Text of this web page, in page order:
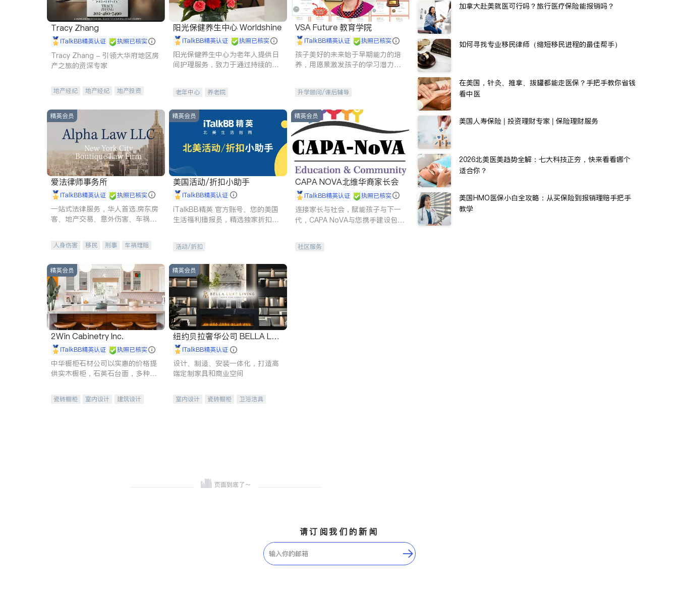
Tracy Zhang
iTalkBB精英认证 执照已核实
Tracy Zhang - 引领大华府地区房
产之旅的资深专家
地产经纪 地产经纪
地产投资
阳光保健养生中心 Worldshine
iTalkBB精英认证 执照已核实
阳光保健养生中心为老年人提供日
间护理服务，致力于通过持续的护
老年中心 养老院
VSA Future 教育学院
iTalkBB精英认证 执照已核实
孩子美好的未来始于早期能力的培
养，用愿景激发孩子的学习潜力和
升学顾问/课后辅导
精英会员
爱法律师事务所
iTalkBB精英认证 执照已核实
一站式法律服务，华人首选.房东房
客、地产交易、意外伤害、车祸重
人身伤害 移民 刑事
车祸理赔
商标注册
索赔 律师-其它 保释
精英会员
美国活动/折扣小助手
iTalkBB精英认证
iTalkBB精英 官方账号。您的美国
生活福利播报员，精选独家折扣、
活动/折扣
精英会员
CAPA NOVA北维华裔家长会
iTalkBB精英认证 执照已核实
连接家长与社会，赋能孩子与下一
代，CAPA NoVA与您携手建设包
社区服务
精英会员
2Win Cabinetry Inc.
iTalkBB精英认证 执照已核实
中华橱柜石材公司以实惠的价格提
供实木橱柜，石英石台面，多种优
机。品质厨房，家的选择。
瓷砖橱柜 室内设计
建筑设计
精英会员
纽约贝拉奢华公司 BELLA LUX
E iTalkBB精英认证
设计、制造、安装一体化，打造高
端定制家具和商业空间
室内设计 瓷砖橱柜
卫浴洁具
加拿大赴美就医可行吗？旅行医疗保险能报销吗？
如何寻找专业移民律师（缩短移民进程的最佳帮手）
在美国，针灸、推拿、拔罐都能走医保？手把手教你省钱
看中医
美国人寿保险 | 投资理财专家 | 保险理财服务
2026北美医美趋势全解：七大科技正夯，快来看看哪个
适合你？
美国HMO医保小白全攻略：从买保险到报销理赔手把手
教学
请订阅我们的新闻